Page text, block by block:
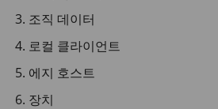
조직 데이터
로컬 클라이언트
에지 호스트
장치